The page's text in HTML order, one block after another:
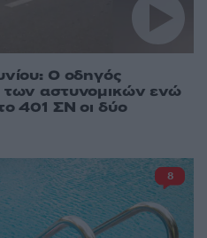
Ο οδηγός
αστυνομικών ενώ
401 ΣΝ οι δύο
8